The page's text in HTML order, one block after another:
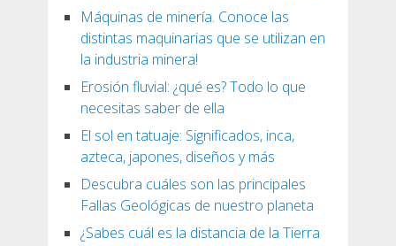
Máquinas de minería. Conoce las
distintas maquinarias que se utilizan en
la industria minera!
Erosión fluvial: ¿qué es? Todo lo que
necesitas saber de ella
El sol en tatuaje: Significados, inca,
azteca, japones, diseños y más
Descubra cuáles son las principales
Fallas Geológicas de nuestro planeta
¿Sabes cuál es la distancia de la Tierra